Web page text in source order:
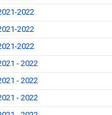
2022
2022
2022
- 2022
- 2022
- 2022